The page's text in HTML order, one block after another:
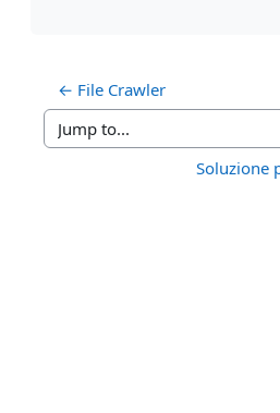
← File Crawler
Jump to...
Soluzione